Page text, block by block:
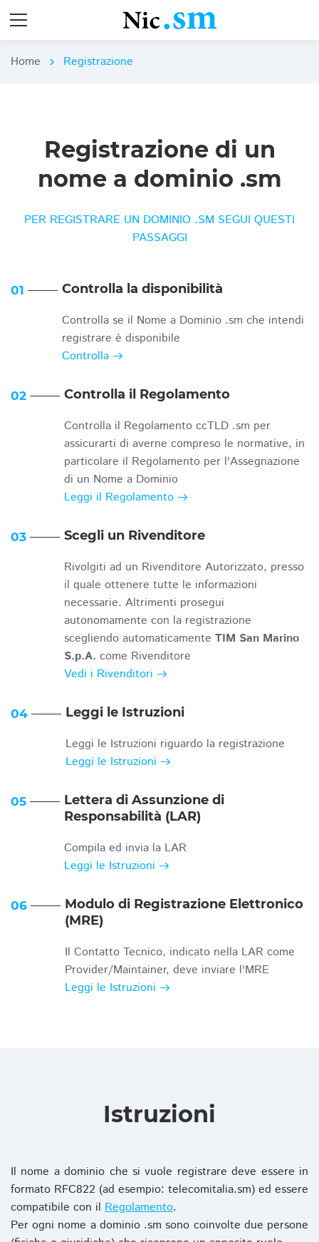
Home chevron_right Registrazione
Registrazione di un
nome a dominio .sm
PER REGISTRARE UN DOMINIO .SM SEGUI QUESTI
PASSAGGI
01 Controlla la disponibilità
Controlla se il Nome a Dominio .sm che intendi
registrare è disponibile
Controlla
02 Controlla il Regolamento
Controlla il Regolamento ccTLD .sm per
assicurarti di averne compreso le normative, in
particolare il Regolamento per l'Assegnazione
di un Nome a Dominio
Leggi il Regolamento
03 Scegli un Rivenditore
Rivolgiti ad un Rivenditore Autorizzato, presso
il quale ottenere tutte le informazioni
necessarie. Altrimenti prosegui
autonomamente con la registrazione
scegliendo automaticamente TIM San Marino
S.p.A. come Rivenditore
Vedi i Rivenditori
04 Leggi le Istruzioni
Leggi le Istruzioni riguardo la registrazione
Leggi le Istruzioni
05
Lettera di Assunzione di
Responsabilità (LAR)
Compila ed invia la LAR
Leggi le Istruzioni
06
Modulo di Registrazione Elettronico
(MRE)
Il Contatto Tecnico, indicato nella LAR come
Provider/Maintainer, deve inviare l'MRE
Leggi le Istruzioni
Istruzioni
Il nome a dominio che si vuole registrare deve essere in
formato RFC822 (ad esempio: telecomitalia.sm) ed essere
compatibile con il Regolamento.
Per ogni nome a dominio .sm sono coinvolte due persone